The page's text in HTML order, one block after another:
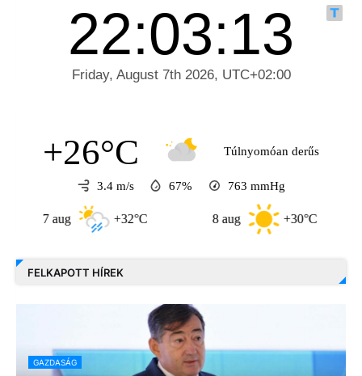
+26°C Túlnyomóan derűs
3.4 m/s 67% 763 mmHg
+32°C +30°C
FELKAPOTT HÍREK
GAZDASÁG